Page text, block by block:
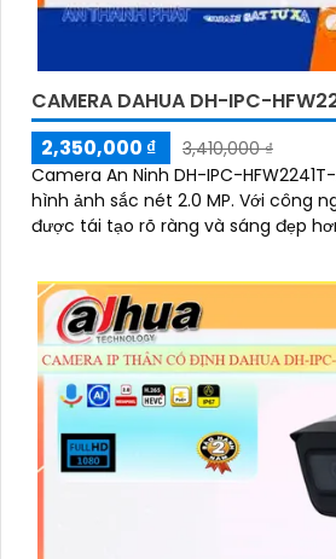
CAMERA DAHUA DH-IPC-
2,350,000 ₫
3,410,000 ₫
Camera An Ninh DH-IPC-
hình ảnh sắc nét 2.0 MP. Với công nghệ thiếu sáng Starlight, hình ảnh
được tái tạo rõ ràng và sáng đẹp